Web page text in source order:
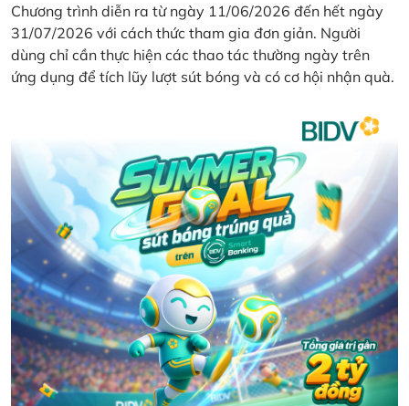
Chương trình diễn ra từ ngày 11/06/2026 đến hết ngày
31/07/2026 với cách thức tham gia đơn giản. Người
dùng chỉ cần thực hiện các thao tác thường ngày trên
ứng dụng để tích lũy lượt sút bóng và có cơ hội nhận quà.